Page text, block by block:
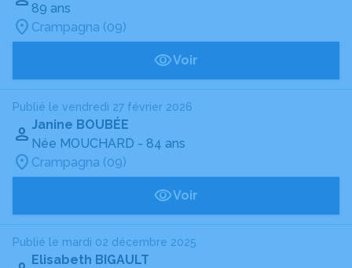
89 ans
Crampagna (09)
Voir
Publié le vendredi 27 février 2026
Janine BOUBÉE
Née MOUCHARD - 84 ans
Crampagna (09)
Voir
Publié le mardi 02 décembre 2025
Elisabeth BIGAULT